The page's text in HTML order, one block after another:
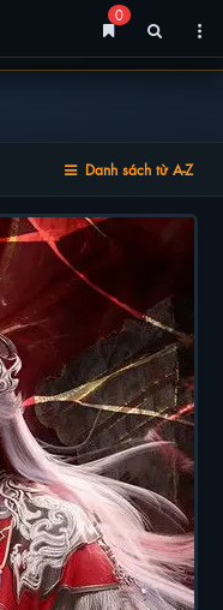
0
Danh sách từ A-Z